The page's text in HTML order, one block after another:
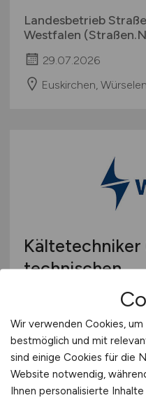
Landesbetrieb
Westfalen
29.07.2026
Euskirchen, Würselen
Kältetechniker
technischen
Wurm
29.07.2026
Remscheid, Issum
Wir verwenden Cookies,
bestmöglich und mit
sind einige Cookies für die
Website notwendig,
Ihnen personalisierte